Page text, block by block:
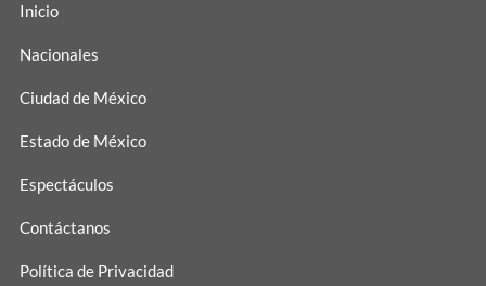
Inicio
Nacionales
Ciudad de México
Estado de México
Espectáculos
Contáctanos
Política de Privacidad